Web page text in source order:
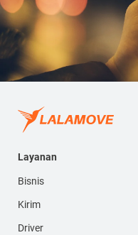
Layanan
Bisnis
Kirim
Driver